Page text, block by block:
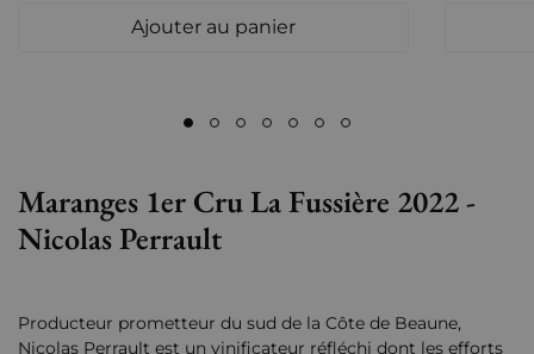
Ajouter au panier
Maranges 1er Cru La Fussière 2022 -
Nicolas Perrault
Producteur prometteur du sud de la Côte de Beaune,
Nicolas Perrault est un vinificateur réfléchi dont les efforts